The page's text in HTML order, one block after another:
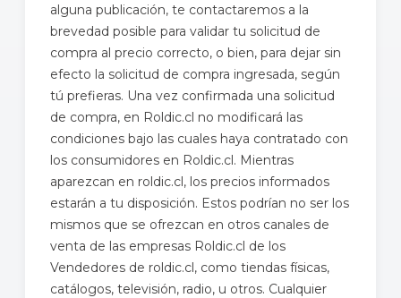
alguna publicación, te contactaremos a la
brevedad posible para validar tu solicitud de
compra al precio correcto, o bien, para dejar sin
efecto la solicitud de compra ingresada, según
tú prefieras. Una vez confirmada una solicitud
de compra, en Roldic.cl no modificará las
condiciones bajo las cuales haya contratado con
los consumidores en Roldic.cl. Mientras
aparezcan en roldic.cl, los precios informados
estarán a tu disposición. Estos podrían no ser los
mismos que se ofrezcan en otros canales de
venta de las empresas Roldic.cl de los
Vendedores de roldic.cl, como tiendas físicas,
catálogos, televisión, radio, u otros. Cualquier